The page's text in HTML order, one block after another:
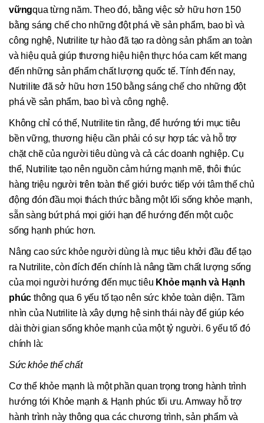
vữngqua từng năm. Theo đó, bằng việc sở hữu hơn 150
bằng sáng chế cho những đột phá về sản phẩm, bao bì và
công nghệ, Nutrilite tự hào đã tạo ra dòng sản phẩm an toàn
và hiệu quả giúp thương hiệu hiện thực hóa cam kết mang
đến những sản phẩm chất lượng quốc tế. Tính đến nay,
Nutrilite đã sở hữu hơn 150 bằng sáng chế cho những đột
phá về sản phẩm, bao bì và công nghệ.
Không chỉ có thế, Nutrilite tin rằng, để hướng tới mục tiêu
bền vững, thương hiệu cần phải có sự hợp tác và hỗ trợ
chặt chẽ của người tiêu dùng và cả các doanh nghiệp. Cụ
thể, Nutrilite tạo nên nguồn cảm hứng mạnh mẽ, thôi thúc
hàng triệu người trên toàn thế giới bước tiếp với tâm thế chủ
động đón đầu mọi thách thức bằng một lối sống khỏe mạnh,
sẵn sàng bứt phá mọi giới hạn để hướng đến một cuộc
sống hạnh phúc hơn.
Nâng cao sức khỏe người dùng là mục tiêu khởi đầu để tạo
ra Nutrilite, còn đích đến chính là nâng tầm chất lượng sống
của mọi người hướng đến mục tiêu Khỏe mạnh và Hạnh
phúc thông qua 6 yếu tố tạo nên sức khỏe toàn diện. Tầm
nhìn của Nutrilite là xây dựng hệ sinh thái này để giúp kéo
dài thời gian sống khỏe mạnh của một tỷ người. 6 yếu tố đó
chính là:
Sức khỏe thể chất
Cơ thể khỏe mạnh là một phần quan trọng trong hành trình
hướng tới Khỏe mạnh & Hạnh phúc tối ưu. Amway hỗ trợ
hành trình này thông qua các chương trình, sản phẩm và